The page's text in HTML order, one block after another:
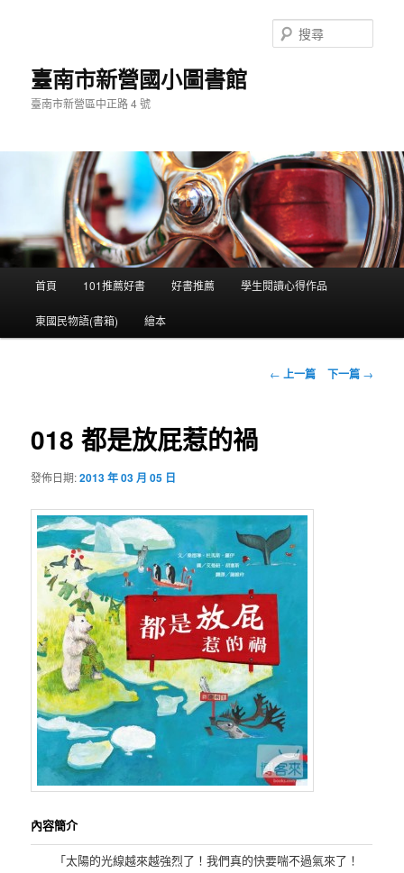
臺南市新營國小圖書館
臺南市新營區中正路 4 號
尋
單
跳
至
內
容
區
首頁 101推薦好書 好書推薦 學生閱讀心得作品
東國民物語(書箱) 繪本
文
← 上一篇 下一篇 →
018 都是放屁惹的禍
發佈日期:2013 年 03 月 05 日
內容簡介
「太陽的光線越來越強烈了！我們真的快要喘不過氣來了！